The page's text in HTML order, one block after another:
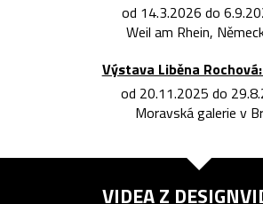
od 14.3.2026 do
Weil am Rhein,
Výstava Liběna
od 20.11.2025 do
Moravská galerie v
VIDEA Z